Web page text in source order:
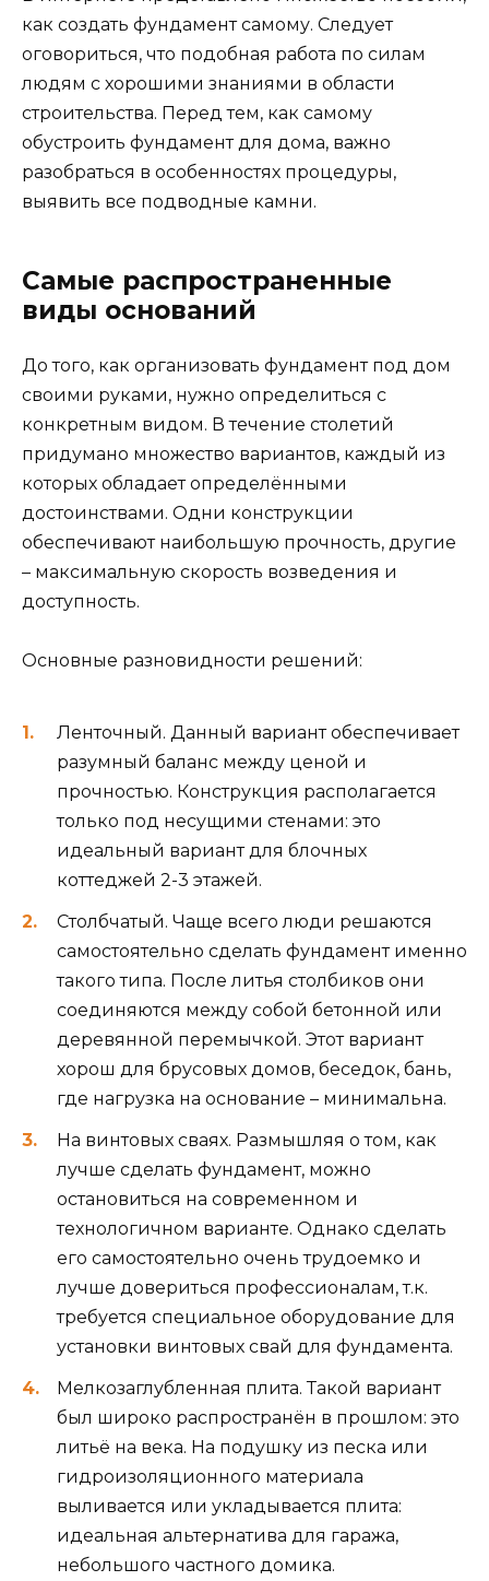
как создать фундамент самому. Следует
оговориться, что подобная работа по силам
людям с хорошими знаниями в области
строительства. Перед тем, как самому
обустроить фундамент для дома, важно
разобраться в особенностях процедуры,
выявить все подводные камни.
Самые распространенные
виды оснований
До того, как организовать фундамент под дом
своими руками, нужно определиться с
конкретным видом. В течение столетий
придумано множество вариантов, каждый из
которых обладает определёнными
достоинствами. Одни конструкции
обеспечивают наибольшую прочность, другие
– максимальную скорость возведения и
доступность.
Основные разновидности решений:
Ленточный. Данный вариант обеспечивает
разумный баланс между ценой и
прочностью. Конструкция располагается
только под несущими стенами: это
идеальный вариант для блочных
коттеджей 2-3 этажей.
Столбчатый. Чаще всего люди решаются
самостоятельно сделать фундамент именно
такого типа. После литья столбиков они
соединяются между собой бетонной или
деревянной перемычкой. Этот вариант
хорош для брусовых домов, беседок, бань,
где нагрузка на основание – минимальна.
На винтовых сваях. Размышляя о том, как
лучше сделать фундамент, можно
остановиться на современном и
технологичном варианте. Однако сделать
его самостоятельно очень трудоемко и
лучше довериться профессионалам, т.к.
требуется специальное оборудование для
установки винтовых свай для фундамента.
Мелкозаглубленная плита. Такой вариант
был широко распространён в прошлом: это
литьё на века. На подушку из песка или
гидроизоляционного материала
выливается или укладывается плита:
идеальная альтернатива для гаража,
небольшого частного домика.